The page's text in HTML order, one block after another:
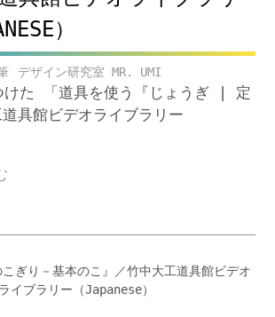
）
デザイン研究室 MR. UMI
けた 「道具を使う『じょうぎ | 定
具館ビデオライブラリー